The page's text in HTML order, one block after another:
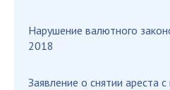
Нарушение валютного
2018
Заявление о снятии ареста